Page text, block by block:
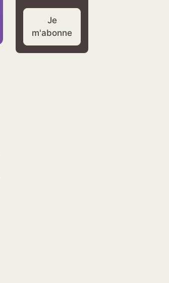
Je
m'abonne